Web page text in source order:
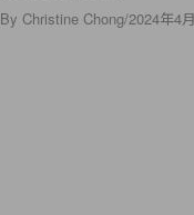
By Christine Chong/2024年4